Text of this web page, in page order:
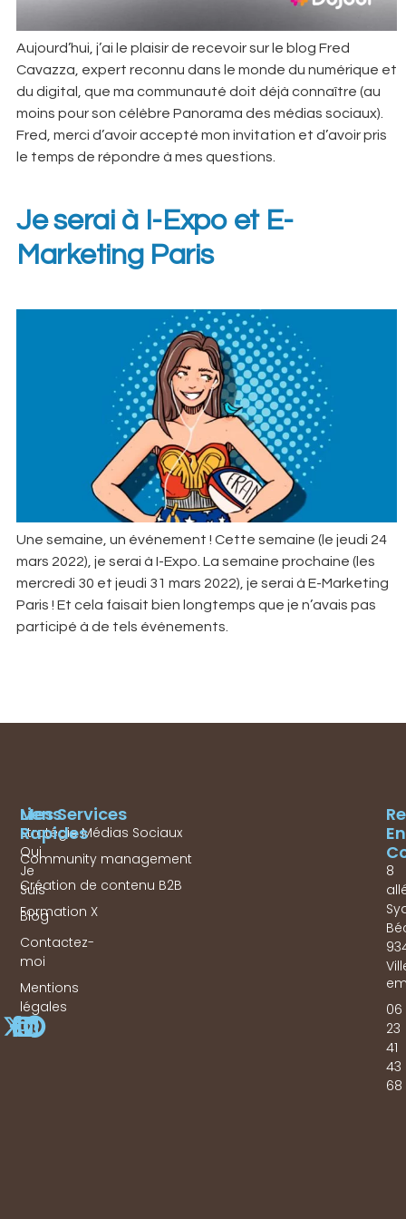
Aujourd’hui, j’ai le plaisir de recevoir sur le blog Fred
Cavazza, expert reconnu dans le monde du numérique et
du digital, que ma communauté doit déjà connaître (au
moins pour son célèbre Panorama des médias sociaux).
Fred, merci d’avoir accepté mon invitation et d’avoir pris
le temps de répondre à mes questions.
Je serai à I-Expo et E-
Marketing Paris
Une semaine, un événement ! Cette semaine (le jeudi 24
mars 2022), je serai à I-Expo. La semaine prochaine (les
mercredi 30 et jeudi 31 mars 2022), je serai à E-Marketing
Paris ! Et cela faisait bien longtemps que je n’avais pas
participé à de tels événements.
Mes Services
Stratégie Médias Sociaux
Community management
Création de contenu B2B
Formation X
Liens
Rapides
Qui
Je
Suis
Blog
Contactez-
moi
Mentions
légales
En
8
06
23
41
43
68